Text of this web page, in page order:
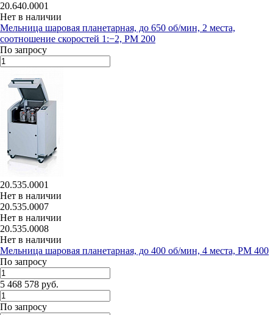
20.640.0001
Нет в наличии
Мельница шаровая планетарная, до 650 об/мин, 2 места,
соотношение скоростей 1:−2, PM 200
По запросу
20.535.0001
Нет в наличии
20.535.0007
Нет в наличии
20.535.0008
Нет в наличии
Мельница шаровая планетарная, до 400 об/мин, 4 места, PM 400
По запросу
5 468 578 руб.
По запросу